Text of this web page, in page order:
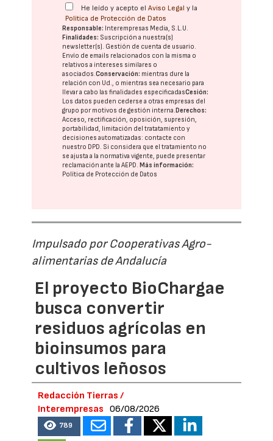
He leído y acepto elAviso Legal y la
Política de Protección de Datos
Responsable: Interempresas Media, S.L.U.
Finalidades: Suscripción a nuestra(s)
newsletter(s). Gestión de cuenta de usuario.
Envío de emails relacionados con la misma o
relativos a intereses similares o
asociados.Conservación: mientras dure la
relación con Ud., o mientras sea necesario para
llevar a cabo las finalidades especificadasCesión:
Los datos pueden cederse a otras empresas del
grupo por motivos de gestión interna.Derechos:
Acceso, rectificación, oposición, supresión,
portabilidad, limitación del tratatamiento y
decisiones automatizadas: contacte con
nuestro DPD. Si considera que el tratamiento no
se ajusta a la normativa vigente, puede presentar
reclamación ante laAEPD.Más información:
Política de Protección de Datos
Impulsado por Cooperativas Agro-
alimentarias de Andalucía
El proyecto BioChargae
busca convertir
residuos agrícolas en
bioinsumos para
cultivos leñosos
Redacción Tierras /
Interempresas
06/08/2026
789